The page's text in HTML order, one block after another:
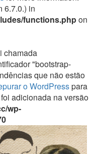
6.7.0.) in
functions.phpon
chamada
"bootstrap-
que não estão
o WordPresspara
adicionada na versão
wp-